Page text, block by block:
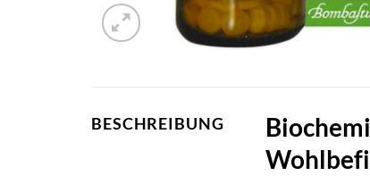
BESCHREIBUNG